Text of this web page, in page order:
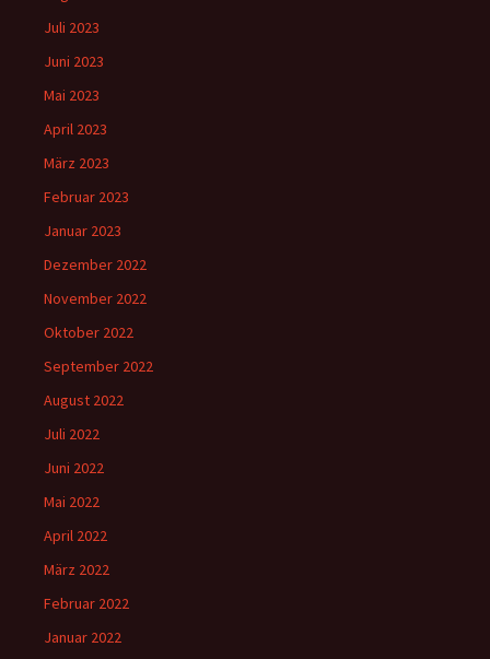
Juli 2023
Juni 2023
Mai 2023
April 2023
März 2023
Februar 2023
Januar 2023
Dezember 2022
November 2022
Oktober 2022
September 2022
August 2022
Juli 2022
Juni 2022
Mai 2022
April 2022
März 2022
Februar 2022
Januar 2022